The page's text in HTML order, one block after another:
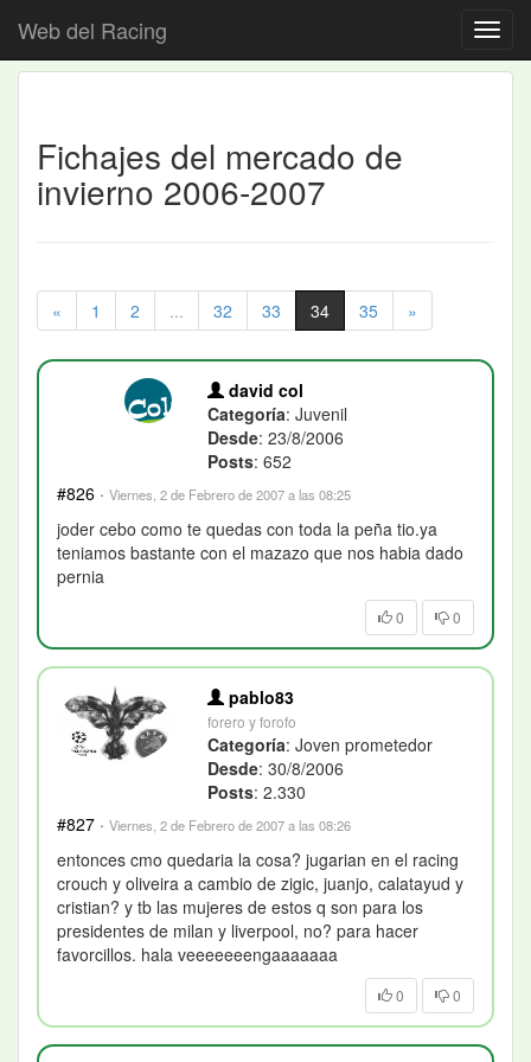
Web del Racing
Fichajes del mercado de
invierno 2006-2007
« 1 2 ... 32 33 34 35 »
david col
Categoría: Juvenil
Desde: 23/8/2006
Posts: 652
#826 · Viernes, 2 de Febrero de 2007 a las 08:25
joder cebo como te quedas con toda la peña tio.ya
teniamos bastante con el mazazo que nos habia dado
pernia
0 0
pablo83
forero y forofo
Categoría: Joven prometedor
Desde: 30/8/2006
Posts: 2.330
#827 · Viernes, 2 de Febrero de 2007 a las 08:26
entonces cmo quedaria la cosa? jugarian en el racing
crouch y oliveira a cambio de zigic, juanjo, calatayud y
cristian? y tb las mujeres de estos q son para los
presidentes de milan y liverpool, no? para hacer
favorcillos. hala veeeeeeengaaaaaaa
0 0